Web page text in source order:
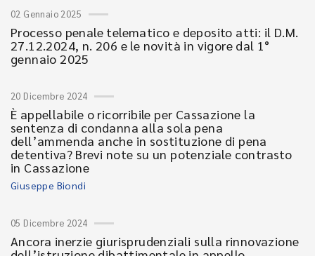
02 Gennaio 2025
Processo penale telematico e deposito atti: il D.M.
27.12.2024, n. 206 e le novità in vigore dal 1°
gennaio 2025
20 Dicembre 2024
È appellabile o ricorribile per Cassazione la
sentenza di condanna alla sola pena
dell’ammenda anche in sostituzione di pena
detentiva? Brevi note su un potenziale contrasto
in Cassazione
Giuseppe Biondi
05 Dicembre 2024
Ancora inerzie giurisprudenziali sulla rinnovazione